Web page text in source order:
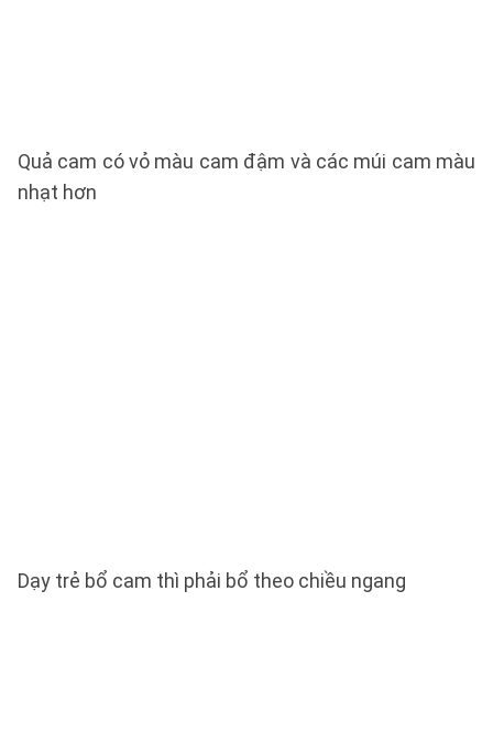
Quả cam có vỏ màu cam đậm và các múi cam màu
nhạt hơn
Dạy trẻ bổ cam thì phải bổ theo chiều ngang